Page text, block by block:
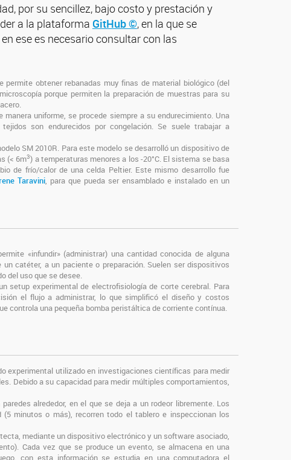
por su sencillez, bajo costo y prestación y
a la plataforma GitHub ©, en la que se
ese es necesario consultar con las
obtener rebanadas muy finas de material biológico (del
porque permiten la preparación de muestras para su
uniforme, se procede siempre a su endurecimiento. Una
son endurecidos por congelación. Se suele trabajar a
SM 2010R. Para este modelo se desarrolló un dispositivo de
(< 6m3) a temperaturas menores a los -20°C. El sistema se basa
de frío/calor de una celda Peltier. Este mismo desarrollo fue
Taravini , para que pueda ser ensamblado e instalado en un
«infundir» (administrar) una cantidad conocida de alguna
catéter, a un paciente o preparación. Suelen ser dispositivos
del uso que se desee.
setup experimental de electrofisiología de corte cerebral. Para
el flujo a administrar, lo que simplificó el diseño y costos
controla una pequeña bomba peristáltica de corriente contínua.
experimental utilizado en investigaciones científicas para medir
Debido a su capacidad para medir múltiples comportamientos,
alrededor, en el que se deja a un rodeor libremente. Los
minutos o más), recorren todo el tablero e inspeccionan los
mediante un dispositivo electrónico y un software asociado,
Cada vez que se produce un evento, se almacena en una
con esta información se estudia en una computadora el